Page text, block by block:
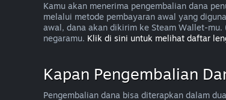
Kamu akan menerima pengembalian dana
melalui metode pembayaran awal yang
awal, dana akan dikirim ke Steam Wallet-
negaramu. Klik di sini untuk melihat daftar
Kapan Pengembalian
Pengembalian dana bisa diterapkan dalam